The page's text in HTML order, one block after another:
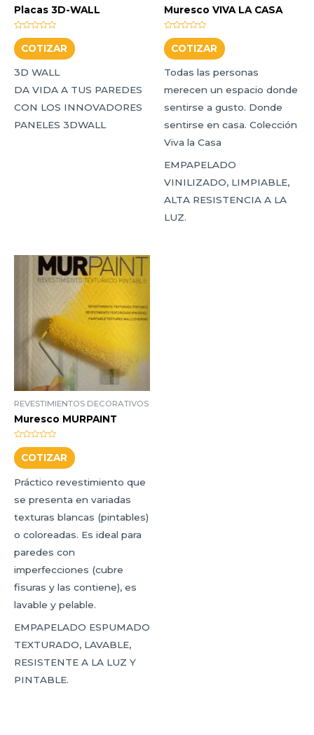
Placas 3D-WALL
Valorado
con
0
de
COTIZAR
múltiples
variantes.
Las
de
producto
3D WALL
DA VIDA A TUS PAREDES
CON LOS INNOVADORES
PANELES 3DWALL
Muresco VIVA LA CASA
Valorado
con
0
de
COTIZAR
tiene
múltiples
variantes.
Las
se
pueden
elegir
Todas las personas
merecen un espacio donde
sentirse a gusto. Donde
sentirse en casa. Colección
Viva la Casa
EMPAPELADO
VINILIZADO, LIMPIABLE,
ALTA RESISTENCIA A LA
LUZ.
REVESTIMIENTOS DECORATIVOS
Muresco MURPAINT
Valorado
con
0
de
COTIZAR
Este
tiene
múltiples
variantes.
Las
opciones
se
pueden
elegir
en
la
página
Práctico revestimiento que
se presenta en variadas
texturas blancas (pintables)
o coloreadas. Es ideal para
paredes con
imperfecciones (cubre
fisuras y las contiene), es
lavable y pelable.
EMPAPELADO ESPUMADO
TEXTURADO, LAVABLE,
RESISTENTE A LA LUZ Y
PINTABLE.